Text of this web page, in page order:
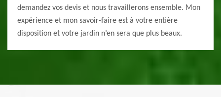
demandez vos devis et nous travaillerons ensemble. Mon
expérience et mon savoir-faire est à votre entière
disposition et votre jardin n’en sera que plus beaux.